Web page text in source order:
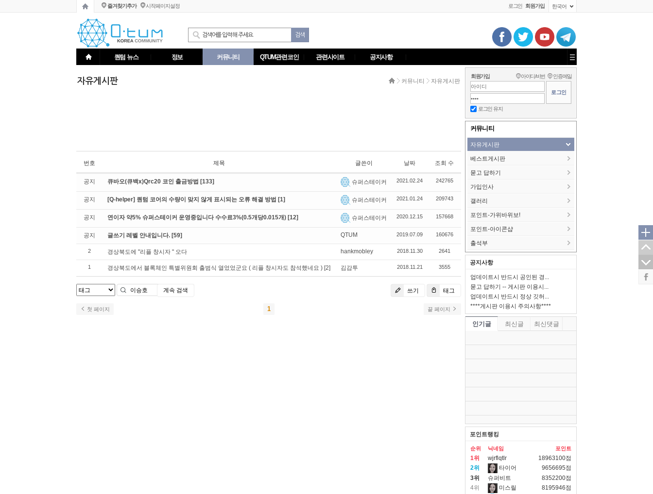
즐겨찾기추가 시작페이지설정 로그인 회원가입 한국어
퀀텀 뉴스 정보 커뮤니티 QTUM관련코인 관련사이트 공지사항
자유게시판 커뮤니티 자유게시판
번호 제목 글쓴이 날짜 조회 수
공지 큐바오(큐백x)Qrc20 코인 출금방법 [133] 슈퍼스테이커 2021.02.24 242765
공지 [Q-helper] 퀀텀 코어의 수량이 맞지 않게 표시되는 오류 해결 방법 [1] 슈퍼스테이커 2021.01.24 209743
공지 연이자 약5% 슈퍼스테이커 운영중입니다 수수료3%(0.5개당0.015개) [12] 슈퍼스테이커 2020.12.15 157668
공지 글쓰기 레벨 안내입니다. [59] QTUM 2019.07.09 160676
2 경상북도에 "리플 창시자 " 오다 hankmobley 2018.11.30 2641
1 경상북도에서 블록체인 특별위원회 출범식 열었었군요 ( 리플 창시자도 참석했네요 ) [2] 김감투 2018.11.21 3555
쓰기 태그
검색
계속 검색
첫 페이지 1 끝 페이지
회원가입 아이디/비번 인증메일
로그인 유지
커뮤니티
자유게시판
베스트게시판
묻고 답하기
가입인사
갤러리
포인트-가위바위보!
포인트-아이콘샵
출석부
공지사항
업데이트시 반드시 공인된 경...
묻고 답하기 -- 게시판 이용시...
업데이트시 반드시 정상 깃허...
****게시판 이용시 주의사항****
인기글 최신글 최신댓글
포인트랭킹
순위 닉네임 포인트
1위 wjrflqtlr
18963100점
2위
타이어
9656695점
3위
슈퍼비트
8352200점
4위
미스릴
8195946점